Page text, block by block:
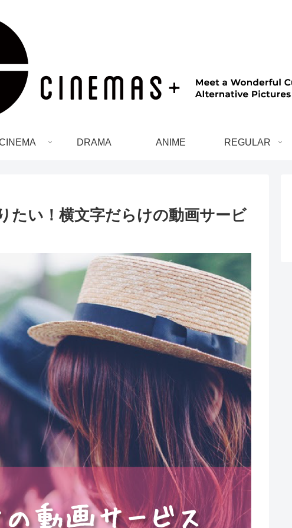
DRAMA ANIME REGULAR
たい！横文字だらけの動画サービ